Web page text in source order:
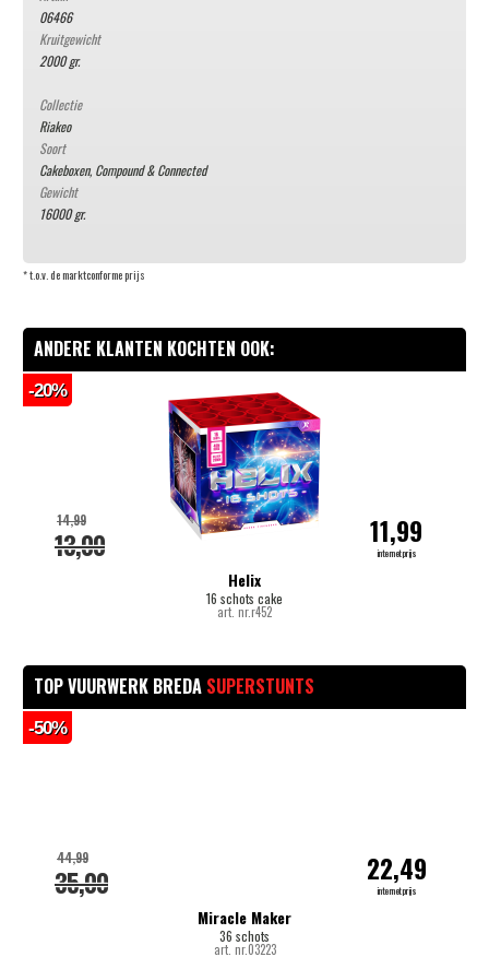
06466
Kruitgewicht
2000 gr.
Collectie
Riakeo
Soort
Cakeboxen, Compound & Connected
Gewicht
16000 gr.
* t.o.v. de marktconforme prijs
ANDERE KLANTEN KOCHTEN OOK:
Helix
16 schots cake
art. nr.r452
13,00
14,99 11,99
internetprijs
-20%
TOP VUURWERK BREDA SUPERSTUNTS
Miracle Maker
36 schots
art. nr.03223
35,00
44,99 22,49
internetprijs
-50%